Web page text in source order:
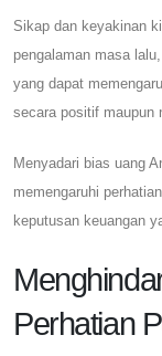
Sikap dan keyakinan
pengalaman masa
yang dapat
secara positif maupun
Menyadari bias uang
memengaruhi
keputusan keuangan
Perhatian